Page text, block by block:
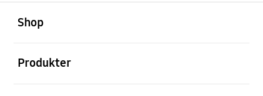
Shop
Produkter